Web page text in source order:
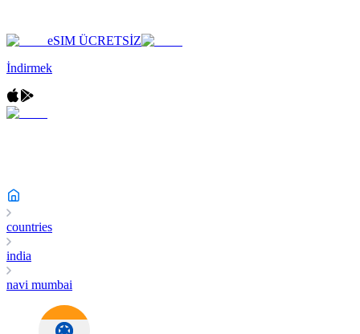
eSIM ÜCRETSİZ
İndirmek
countries
india
navi mumbai